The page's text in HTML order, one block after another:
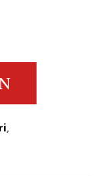
JOHNSON
,